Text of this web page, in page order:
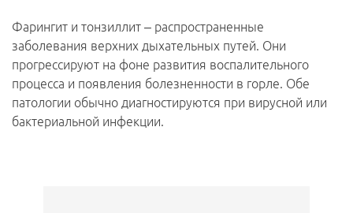
Фарингит и тонзиллит – распространенные
заболевания верхних дыхательных путей. Они
прогрессируют на фоне развития воспалительного
процесса и появления болезненности в горле. Обе
патологии обычно диагностируются при вирусной или
бактериальной инфекции.